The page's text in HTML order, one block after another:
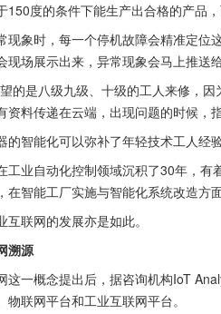
150度的条件下能生产出合格的产品
现象时，每一个停机故障会精准定位
现场展示出来，异常现象会马上推送
的是八级九级、十级的工人来修，
资料传递在云端，出现问题的时候，
的智能化可以弥补了年轻技术工人经
工业自动化控制领域沉积了30年，
在智能工厂实施与智能化系统改造方
互联网的发展亦是如此。
溯源
这一概念提出后，据咨询机构IoT
物联网平台和工业互联网平台。